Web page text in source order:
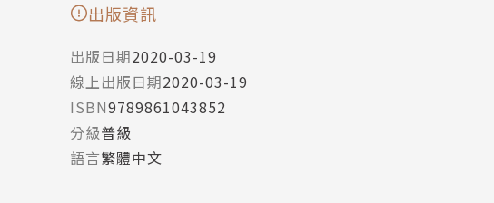
出版資訊
出版日期2020-03-19
線上出版日期2020-03-19
ISBN9789861043852
分級普級
語言繁體中文